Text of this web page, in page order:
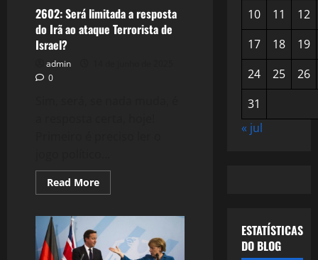
2602: Será limitada a resposta
do Irã ao ataque Terrorista de
Israel?
admin
0
Read MoreRead
more
Será
limitada
resposta
10
11
12
17
18
19
24
25
26
31
« jul
ESTATÍSTICAS
DO BLOG